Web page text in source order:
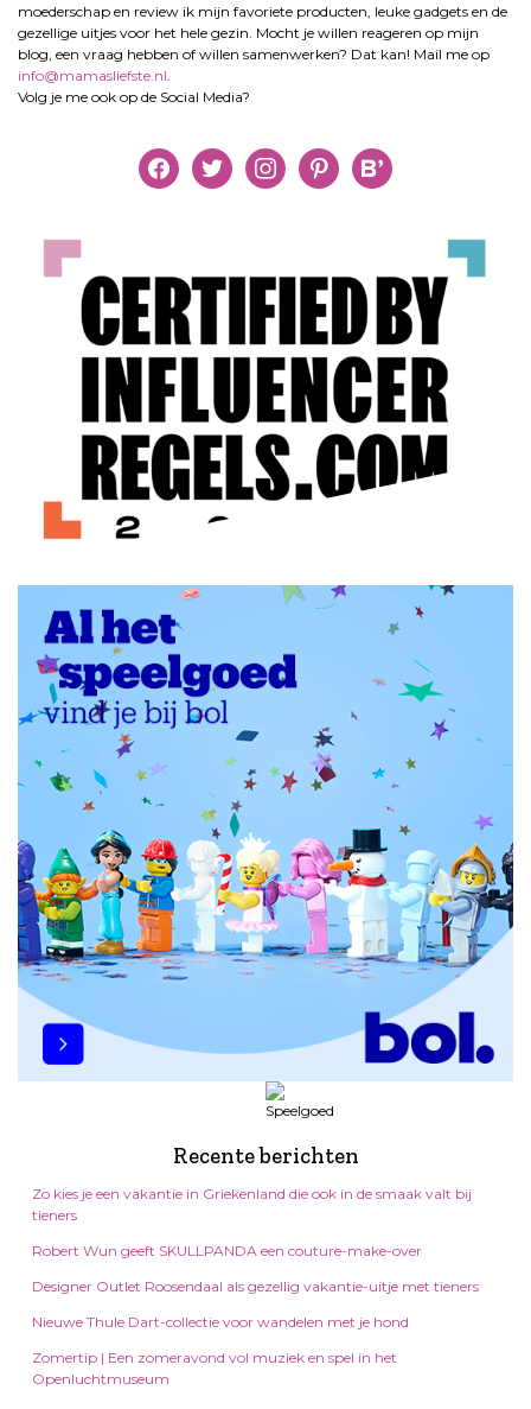
moederschap en review ik mijn favoriete producten, leuke gadgets en de
gezellige uitjes voor het hele gezin. Mocht je willen reageren op mijn
blog, een vraag hebben of willen samenwerken? Dat kan! Mail me op
info@mamasliefste.nl
Volg je me ook op de Social Media?
facebooktwitter instagrampinterestbloglovin
Recente berichten
Zo kies je een vakantie in Griekenland die ook in de smaak valt bij
tieners
Robert Wun geeft SKULLPANDA een couture-make-over
Designer Outlet Roosendaal als gezellig vakantie-uitje met tieners
Nieuwe Thule Dart-collectie voor wandelen met je hond
Zomertip | Een zomeravond vol muziek en spel in het
Openluchtmuseum